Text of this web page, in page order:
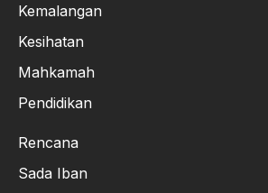
Kemalangan
Kesihatan
Mahkamah
Pendidikan
Rencana
Sada Iban